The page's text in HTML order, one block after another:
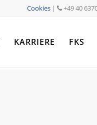
Cookies | +49 40
KARRIERE FKS